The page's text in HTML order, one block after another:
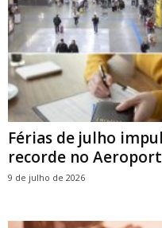
Férias de julho
recorde no
9 de julho de 2026